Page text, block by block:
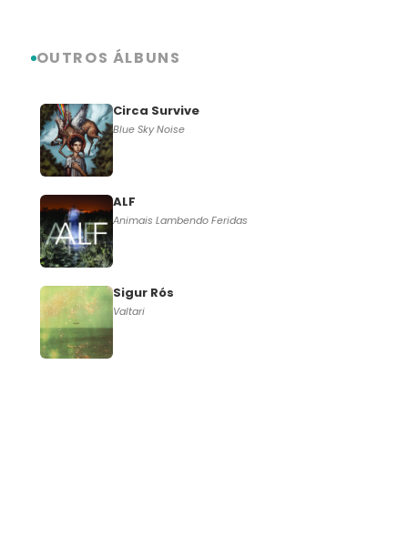
OUTROS ÁLBUNS
Circa Survive
Blue Sky Noise
ALF
Animais Lambendo Feridas
Sigur Rós
Valtari